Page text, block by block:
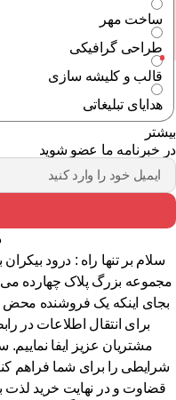
ساخت مهر
طراحی گرافیکی
قالب و کلیشه سازی
هدایای تبلیغاتی
خبرنامه ما عضو شوید
بزرگ پلاک چهارده می
اینکه یک فروشنده محض
برای انتقال اطلاعات در
مشتریان عزیز ایفا
را برای شما فراهم کنیم
قضاوت و در نهایت خرید لذت